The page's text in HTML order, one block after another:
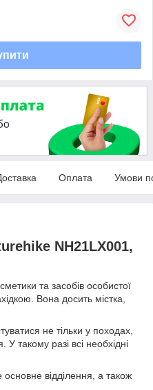
Оплата Умови
NH21LX001,
та засобів особистої
Вона досить містка,
не тільки у походах,
такому разі всі необхідні
відділення, а також